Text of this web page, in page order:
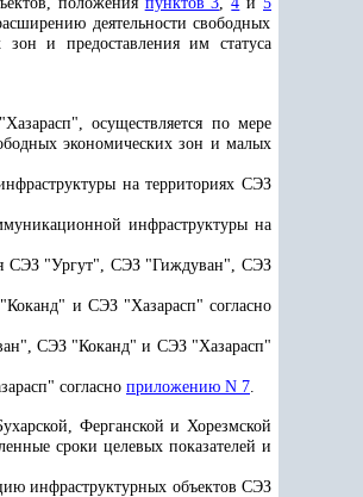
деятельности свободных
зон и предоставления им статуса
осуществляется по мере
экономических зон и малых
на территориях СЭЗ
инфраструктуры на
СЭЗ "Ургут", СЭЗ "Гиждуван", СЭЗ
и СЭЗ "Хазарасп" согласно
СЭЗ "Коканд" и СЭЗ "Хазарасп"
согласно приложению N 7.
Ферганской и Хорезмской
сроки целевых показателей и
инфраструктурных объектов СЭЗ